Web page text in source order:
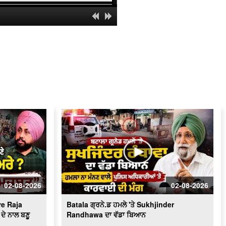
ਪੁਲਿਸ ਤੇ ਬਦਮਾਸ਼ ਹੋਏ ਆਹਮੋ-ਸਾਹਮਣੇ, ਦੇਖੋ
ਮੌਕੇ 'ਤੇ ਕੀ ਬਣੇ ਹਾਲਾਤ
LIVE : Gurdwara Bangla Sahib Delhi
ਤੋਂ Gurbani Kirtan ਦਾ ਸਿੱਧਾ ਪ੍ਰਸਾਰਣ
Cabinet Minister Mohinder Bhagat
Addresses Media | ਅਹਿਮ ਮੁੱਦਿਆਂ ’ਤੇ
ਪ੍ਰੈਸ ਕਾਨਫ਼ਰੰਸ
Congress ਦਾ ਮੁੱਕੇਗਾ ਕਾਟੋ ਕਲੇਸ਼ ?
Fatehgarh Sahib ’ਚ ਇਕੱਠੇ ਹੋਏ ਕਾਂਗਰਸੀ
LIVE
Hockey Team to Wear Saffron Jersey
02-08-2026
Raja
ਨਾਲ ਬਣੂ
02-08-2026
Batala ਗ੍ਰਨੇ.ਡ ਹਮਲੇ 'ਤੇ Sukhjinder
Randhawa ਦਾ ਵੱਡਾ ਬਿਆਨ